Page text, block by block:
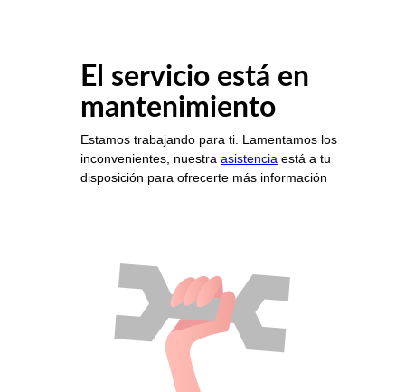
El servicio está en
mantenimiento
Estamos trabajando para ti. Lamentamos los
inconvenientes, nuestra asistencia está a tu
disposición para ofrecerte más información